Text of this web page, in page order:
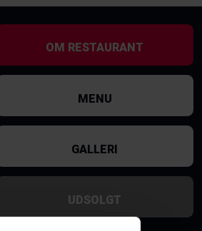
OM RESTAURANT
MENU
GALLERI
UDSOLGT